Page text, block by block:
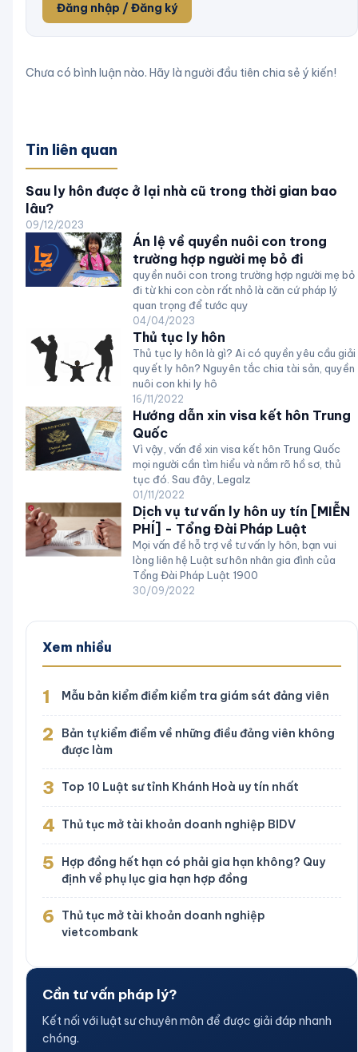
Đăng nhập / Đăng ký
Chưa có bình luận nào. Hãy là người đầu tiên chia sẻ ý kiến!
Tin liên quan
Sau ly hôn được ở lại nhà cũ trong thời gian bao
lâu?
09/12/2023
Án lệ về quyền nuôi con trong
trường hợp người mẹ bỏ đi
quyền nuôi con trong trường hợp người mẹ bỏ
đi từ khi con còn rất nhỏ là căn cứ pháp lý
quan trọng để tước quy
04/04/2023
Thủ tục ly hôn
Thủ tục ly hôn là gì? Ai có quyền yêu cầu giải
quyết ly hôn? Nguyên tắc chia tài sản, quyền
nuôi con khi ly hô
16/11/2022
Hướng dẫn xin visa kết hôn Trung
Quốc
Vì vậy, vấn đề xin visa kết hôn Trung Quốc
mọi người cần tìm hiểu và nắm rõ hồ sơ, thủ
tục đó. Sau đây, Legalz
01/11/2022
Dịch vụ tư vấn ly hôn uy tín [MIỄN
PHÍ] - Tổng Đài Pháp Luật
Mọi vấn đề hỗ trợ về tư vấn ly hôn, bạn vui
lòng liên hệ Luật sư hôn nhân gia đình của
Tổng Đài Pháp Luật 1900
30/09/2022
Xem nhiều
1 Mẫu bản kiểm điểm kiểm tra giám sát đảng viên
2
Bản tự kiểm điểm về những điều đảng viên không
được làm
3 Top 10 Luật sư tỉnh Khánh Hoà uy tín nhất
4 Thủ tục mở tài khoản doanh nghiệp BIDV
5
Hợp đồng hết hạn có phải gia hạn không? Quy
định về phụ lục gia hạn hợp đồng
6
Thủ tục mở tài khoản doanh nghiệp
vietcombank
Cần tư vấn pháp lý?
Kết nối với luật sư chuyên môn để được giải đáp nhanh
chóng.